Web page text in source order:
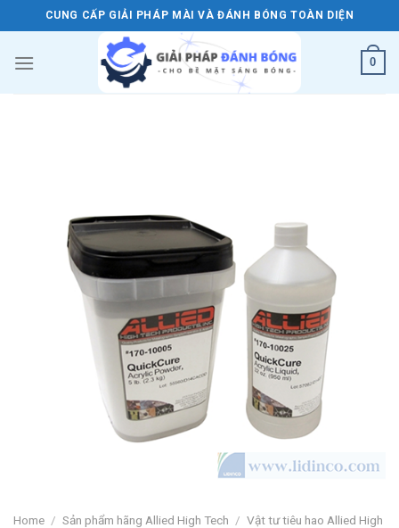
to
content
CUNG CẤP GIẢI PHÁP MÀI VÀ ĐÁNH BÓNG TOÀN DIỆN
0
Home / Sản phẩm hãng Allied High Tech / Vật tư tiêu hao Allied High